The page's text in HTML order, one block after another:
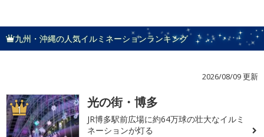
九州・沖縄の人気イルミネーションランキング
2026/08/09 更新
1 光の街・博多
JR博多駅前広場に約64万球の壮大なイルミ
ネーションが灯る